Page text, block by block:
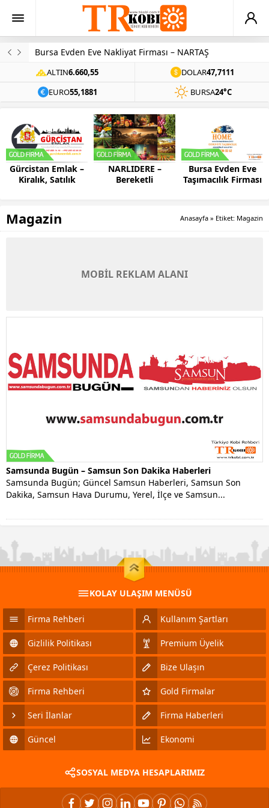
Bursa Evden Eve Nakliyat Firması – NARTAŞ
ALTIN6.660,55 DOLAR47,7111
EURO55,1881 BURSA24°C
Gürcistan Emlak –
Kiralık, Satılık
NARLIDERE –
Bereketli
Bursa Evden Eve
Taşımacılık Firması
Magazin Anasayfa » Etiket: Magazin
MOBİL REKLAM ALANI
Samsunda Bugün – Samsun Son Dakika Haberleri
Samsunda Bugün; Güncel Samsun Haberleri, Samsun Son
Dakika, Samsun Hava Durumu, Yerel, İlçe ve Samsun...
KOLAY ULAŞIM MENÜSÜ
Firma Rehberi Kullanım Şartları
Gizlilik Politikası Premium Üyelik
Çerez Politikası Bize Ulaşın
Firma Rehberi Gold Firmalar
Seri İlanlar Firma Haberleri
Güncel Ekonomi
SOSYAL MEDYA HESAPLARIMIZ